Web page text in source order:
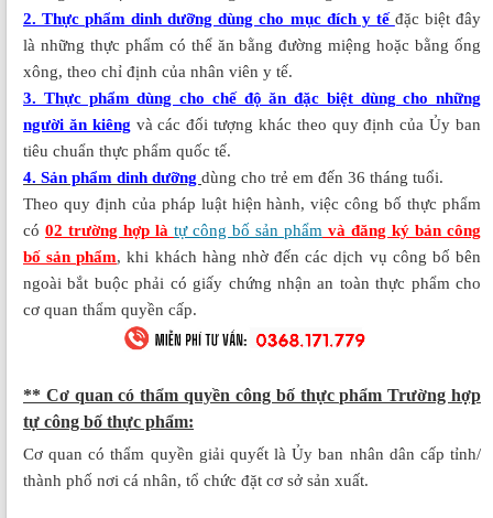
2. Thực phẩm dinh dưỡng dùng cho mục đích y tế đặc biệt đây
là những thực phẩm có thể ăn bằng đường miệng hoặc bằng ống
xông, theo chỉ định của nhân viên y tế.
3. Thực phẩm dùng cho chế độ ăn đặc biệt dùng cho những
người ăn kiêng và các đối tượng khác theo quy định của Ủy ban
tiêu chuẩn thực phẩm quốc tế.
4. Sản phẩm dinh dưỡng dùng cho trẻ em đến 36 tháng tuổi.
Theo quy định của pháp luật hiện hành, việc công bố thực phẩm
có 02 trường hợp là tự công bố sản phẩm và đăng ký bản công
bố sản phẩm, khi khách hàng nhờ đến các dịch vụ công bố bên
ngoài bắt buộc phải có giấy chứng nhận an toàn thực phẩm cho
cơ quan thẩm quyền cấp.
** Cơ quan có thẩm quyền công bố thực phẩm Trường hợp
tự công bố thực phẩm:
Cơ quan có thẩm quyền giải quyết là Ủy ban nhân dân cấp tỉnh/
thành phố nơi cá nhân, tổ chức đặt cơ sở sản xuất.